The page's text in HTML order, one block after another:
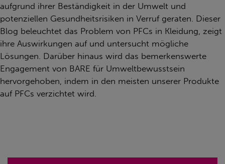
aufgrund ihrer Beständigkeit in der Umwelt und
potenziellen Gesundheitsrisiken in Verruf geraten. Dieser
Blog beleuchtet das Problem von PFCs in Kleidung, zeigt
ihre Auswirkungen auf und untersucht mögliche
Lösungen. Darüber hinaus wird das bemerkenswerte
Engagement von BARE für Umweltbewusstsein
hervorgehoben, indem in den meisten unserer Produkte
auf PFCs verzichtet wird.